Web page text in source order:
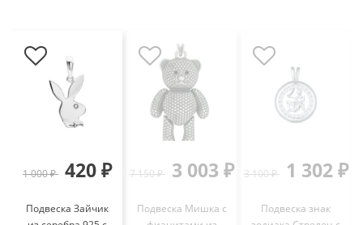
1 000 ₽ 420 ₽
Подвеска Зайчик
7 150 ₽ 3 003 ₽
Подвеска Мишка с
3 100 ₽ 1 302 ₽
Подвеска знак